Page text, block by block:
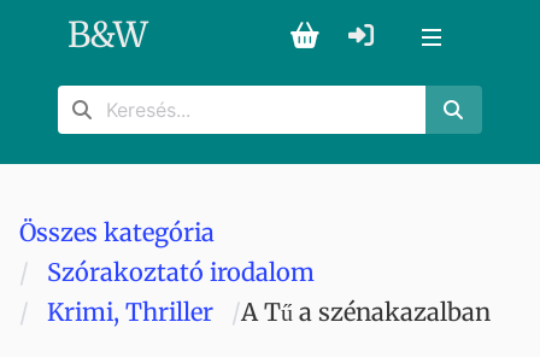
B&W
Összes kategória
Szórakoztató irodalom
Krimi, Thriller
A Tű a szénakazalban